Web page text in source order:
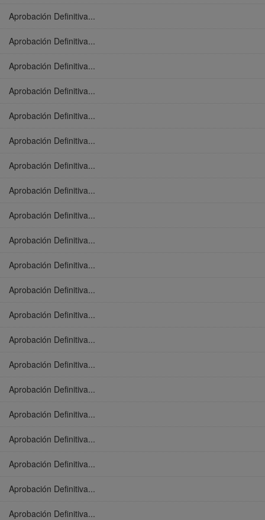
Aprobación Definitiva...
Aprobación Definitiva...
Aprobación Definitiva...
Aprobación Definitiva...
Aprobación Definitiva...
Aprobación Definitiva...
Aprobación Definitiva...
Aprobación Definitiva...
Aprobación Definitiva...
Aprobación Definitiva...
Aprobación Definitiva...
Aprobación Definitiva...
Aprobación Definitiva...
Aprobación Definitiva...
Aprobación Definitiva...
Aprobación Definitiva...
Aprobación Definitiva...
Aprobación Definitiva...
Aprobación Definitiva...
Aprobación Definitiva...
Aprobación Definitiva...